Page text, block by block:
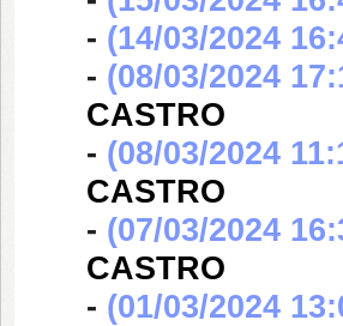
- (14/03/2024
- (08/03/2024
CASTRO
- (08/03/2024
CASTRO
- (07/03/2024
CASTRO
- (01/03/2024